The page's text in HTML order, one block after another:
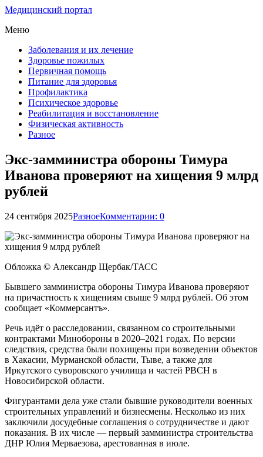
Медицинский портал
Меню
Заболевания и их лечение
Здоровье пожилых
Первичная помощь
Питание для здоровья
Профилактика
Психическое здоровье
Реабилитация и восстановление
Физическая активность
Разное
Экс-замминистра обороны Тимура
Иванова проверяют на хищения 9 млрд
рублей
24 сентября 2025РазноеКомментарии: 0
Обложка © Александр Щербак/ТАСС
Бывшего замминистра обороны Тимура Иванова проверяют
на причастность к хищениям свыше 9 млрд рублей. Об этом
сообщает «Коммерсантъ».
Речь идёт о расследовании, связанном со строительными
контрактами Минобороны в 2020–2021 годах. По версии
следствия, средства были похищены при возведении объектов
в Хакасии, Мурманской области, Тыве, а также для
Иркутского суворовского училища и частей РВСН в
Новосибирской области.
Фигурантами дела уже стали бывшие руководители военных
строительных управлений и бизнесмены. Несколько из них
заключили досудебные соглашения о сотрудничестве и дают
показания. В их числе — первый замминистра строительства
ДНР Юлия Мерваезова, арестованная в июле.